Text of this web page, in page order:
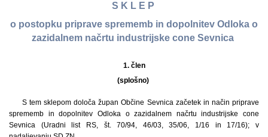
S K L E P
o postopku priprave sprememb in dopolnitev Odloka o
zazidalnem načrtu industrijske cone Sevnica
1. člen
(splošno)
S tem sklepom določa župan Občine Sevnica začetek in način priprave
sprememb in dopolnitev Odloka o zazidalnem načrtu industrijske cone
Sevnica (Uradni list RS, št. 70/94, 46/03, 35/06, 1/16 in 17/16); v